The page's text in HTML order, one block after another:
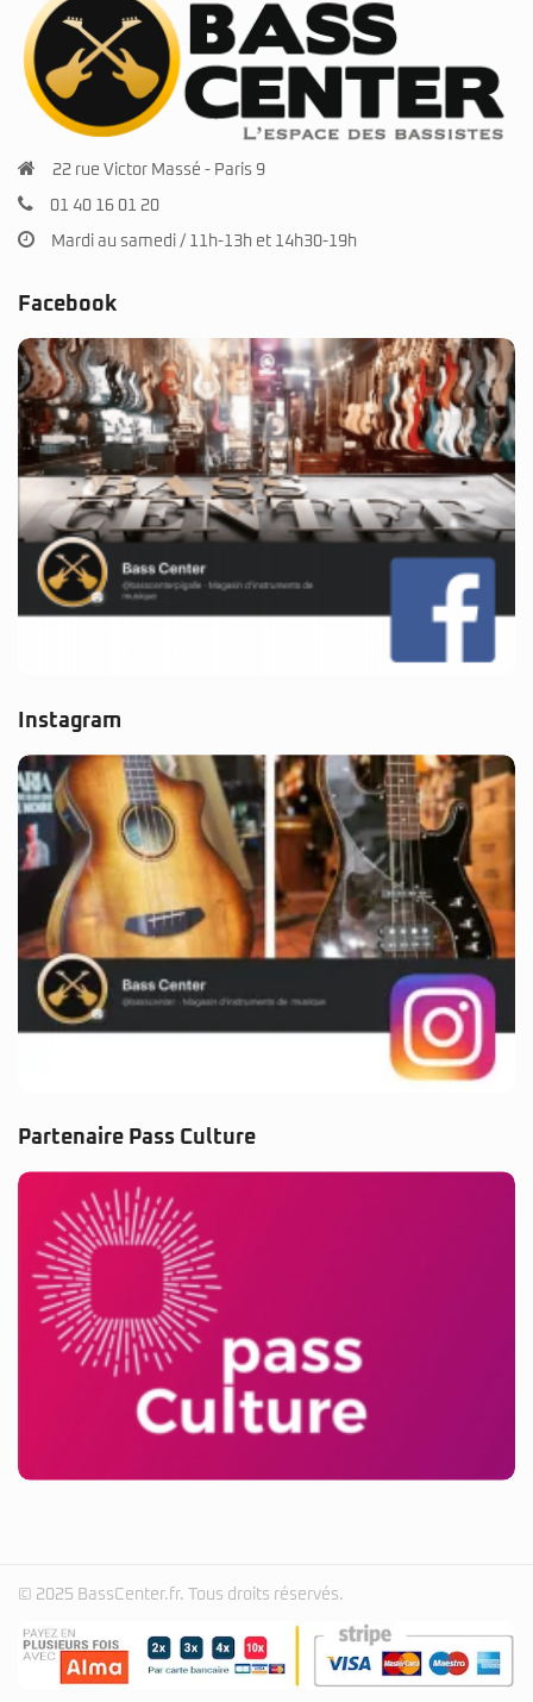
22 rue Victor Massé - Paris 9
01 40 16 01 20
Mardi au samedi / 11h-13h et 14h30-19h
Facebook
Instagram
Partenaire Pass Culture
© 2025 BassCenter.fr. Tous droits réservés.